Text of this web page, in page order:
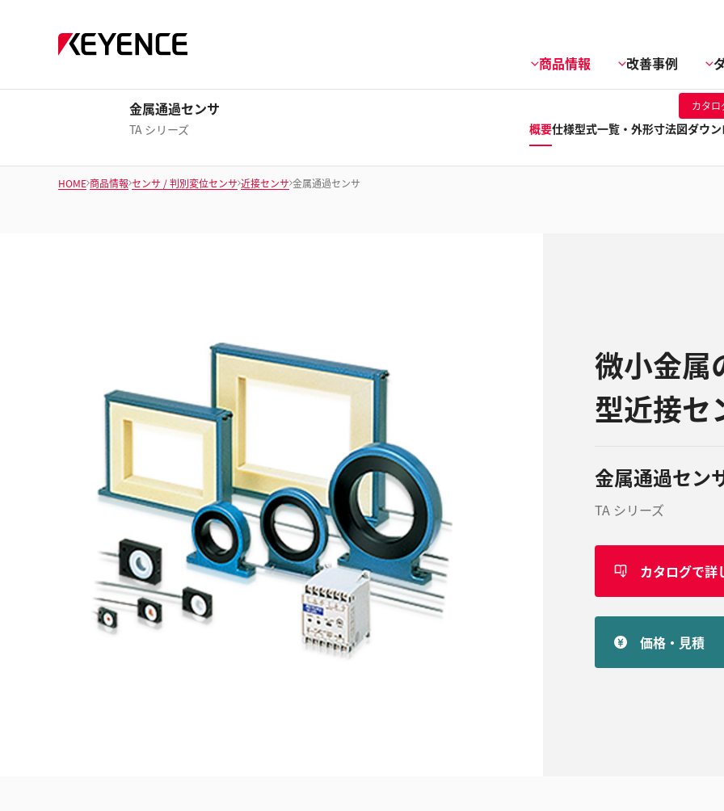
商品情報 改善事例
金属通過センサ
TA シリーズ
カタロ
概要仕様型式一覧・外形寸法図ダウ
HOME 商品情報 センサ / 判別変位センサ 近接センサ 金属通過センサ
微小金属
型近接セ
金属通過セン
TA シリーズ
カタログで詳
価格・見積